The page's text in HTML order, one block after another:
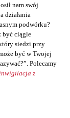
nam swój
działania
podwórku?
być ciągle
siedzi przy
być w Twojej
Polecamy
z